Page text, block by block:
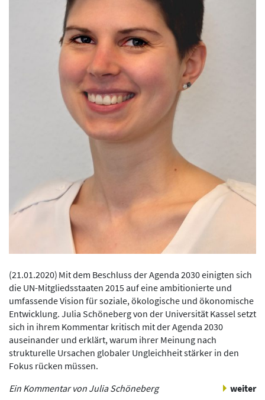
(21.01.2020) Mit dem Beschluss der Agenda 2030 einigten sich
die UN-Mitgliedsstaaten 2015 auf eine ambitionierte und
umfassende Vision für soziale, ökologische und ökonomische
Entwicklung. Julia Schöneberg von der Universität Kassel setzt
sich in ihrem Kommentar kritisch mit der Agenda 2030
auseinander und erklärt, warum ihrer Meinung nach
strukturelle Ursachen globaler Ungleichheit stärker in den
Fokus rücken müssen.
Ein Kommentar von Julia Schöneberg
weiter